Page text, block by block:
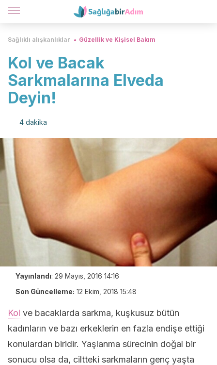
Sağlıklı alışkanlıklar Güzellik ve Kişisel Bakım
Kol ve Bacak
Sarkmalarına Elveda
Deyin!
4 dakika
Yayınlandı: 29 Mayıs, 2016 14:16
Son Güncelleme: 12 Ekim, 2018 15:48
Kol ve bacaklarda sarkma, kuşkusuz bütün
kadınların ve bazı erkeklerin en fazla endişe ettiği
konulardan biridir. Yaşlanma sürecinin doğal bir
sonucu olsa da, ciltteki sarkmaların genç yaşta